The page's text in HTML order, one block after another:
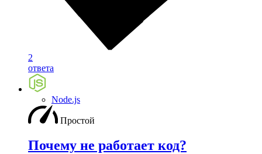
2
ответа
Node.js
Простой
Почему не работает код?